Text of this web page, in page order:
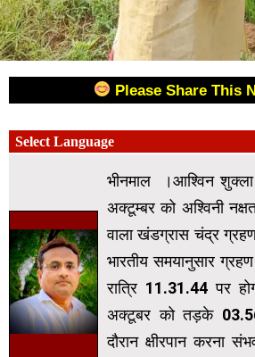
Please Share This
भीनमाल ।आश्विन
अक्टूम्बर को अश्विनी
वाला खंडग्रास चंद्र
भारतीय समयानुसार
रात्रि 11.31.44 पर
अक्टूबर को तड़के
दौरान क्षीरपान करना